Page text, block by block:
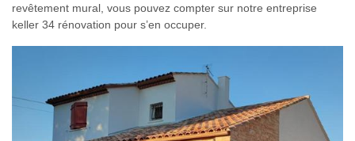
revêtement mural, vous pouvez compter sur notre entreprise
keller 34 rénovation pour s’en occuper.